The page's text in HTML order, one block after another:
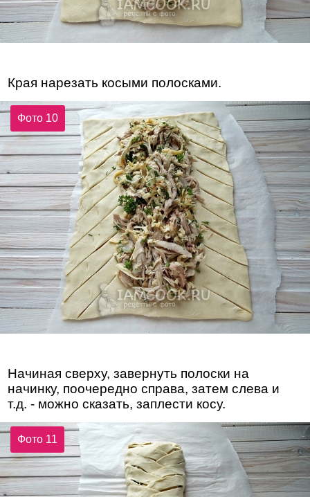
Края нарезать косыми полосками.
Фото 10
Начиная сверху, завернуть полоски на
начинку, поочередно справа, затем слева и
т.д. - можно сказать, заплести косу.
Фото 11